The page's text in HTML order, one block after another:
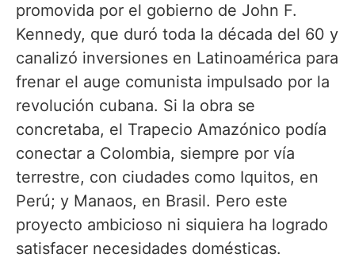
promovida por el gobierno de John F.
Kennedy, que duró toda la década del 60 y
canalizó inversiones en Latinoamérica para
frenar el auge comunista impulsado por la
revolución cubana. Si la obra se
concretaba, el Trapecio Amazónico podía
conectar a Colombia, siempre por vía
terrestre, con ciudades como Iquitos, en
Perú; y Manaos, en Brasil. Pero este
proyecto ambicioso ni siquiera ha logrado
satisfacer necesidades domésticas.